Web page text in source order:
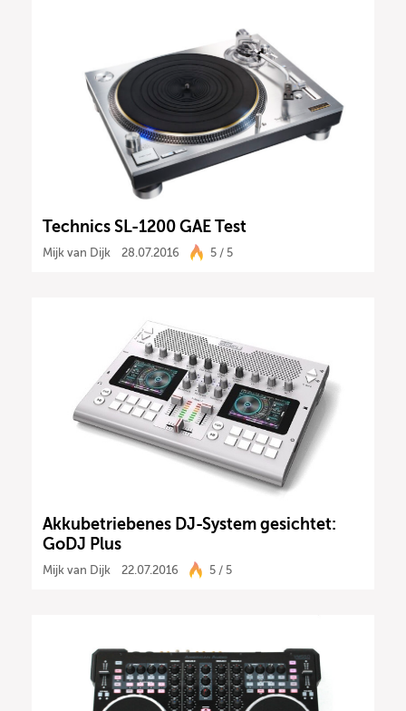
Technics SL-1200 GAE Test
Mijk van Dijk 28.07.2016 5 / 5
Akkubetriebenes DJ-System gesichtet:
GoDJ Plus
Mijk van Dijk 22.07.2016 5 / 5